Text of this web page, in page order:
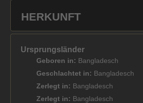
HERKUNFT
Ursprungsländer
Geboren in: Bangladesch
Geschlachtet in: Bangladesch
Zerlegt in: Bangladesch
Zerlegt in: Bangladesch